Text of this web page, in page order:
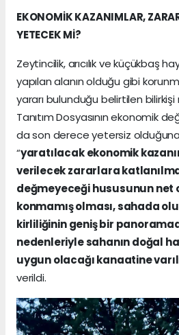
EKONOMİK KAZANIMLAR,
YETECEK Mİ?
Zeytincilik, arıcılık ve küçükbaş
yapılan alanın olduğu gibi
yararı bulunduğu belirtilen
Tanıtım Dosyasının ekonomik
da son derece yetersiz
“yaratılacak ekonomik
verilecek zararlara
değmeyeceği hususunun net
konmamış olması, sahada
kirliliğinin geniş bir
nedenleriyle sahanın doğal
uygun olacağı kanaatine
verildi.